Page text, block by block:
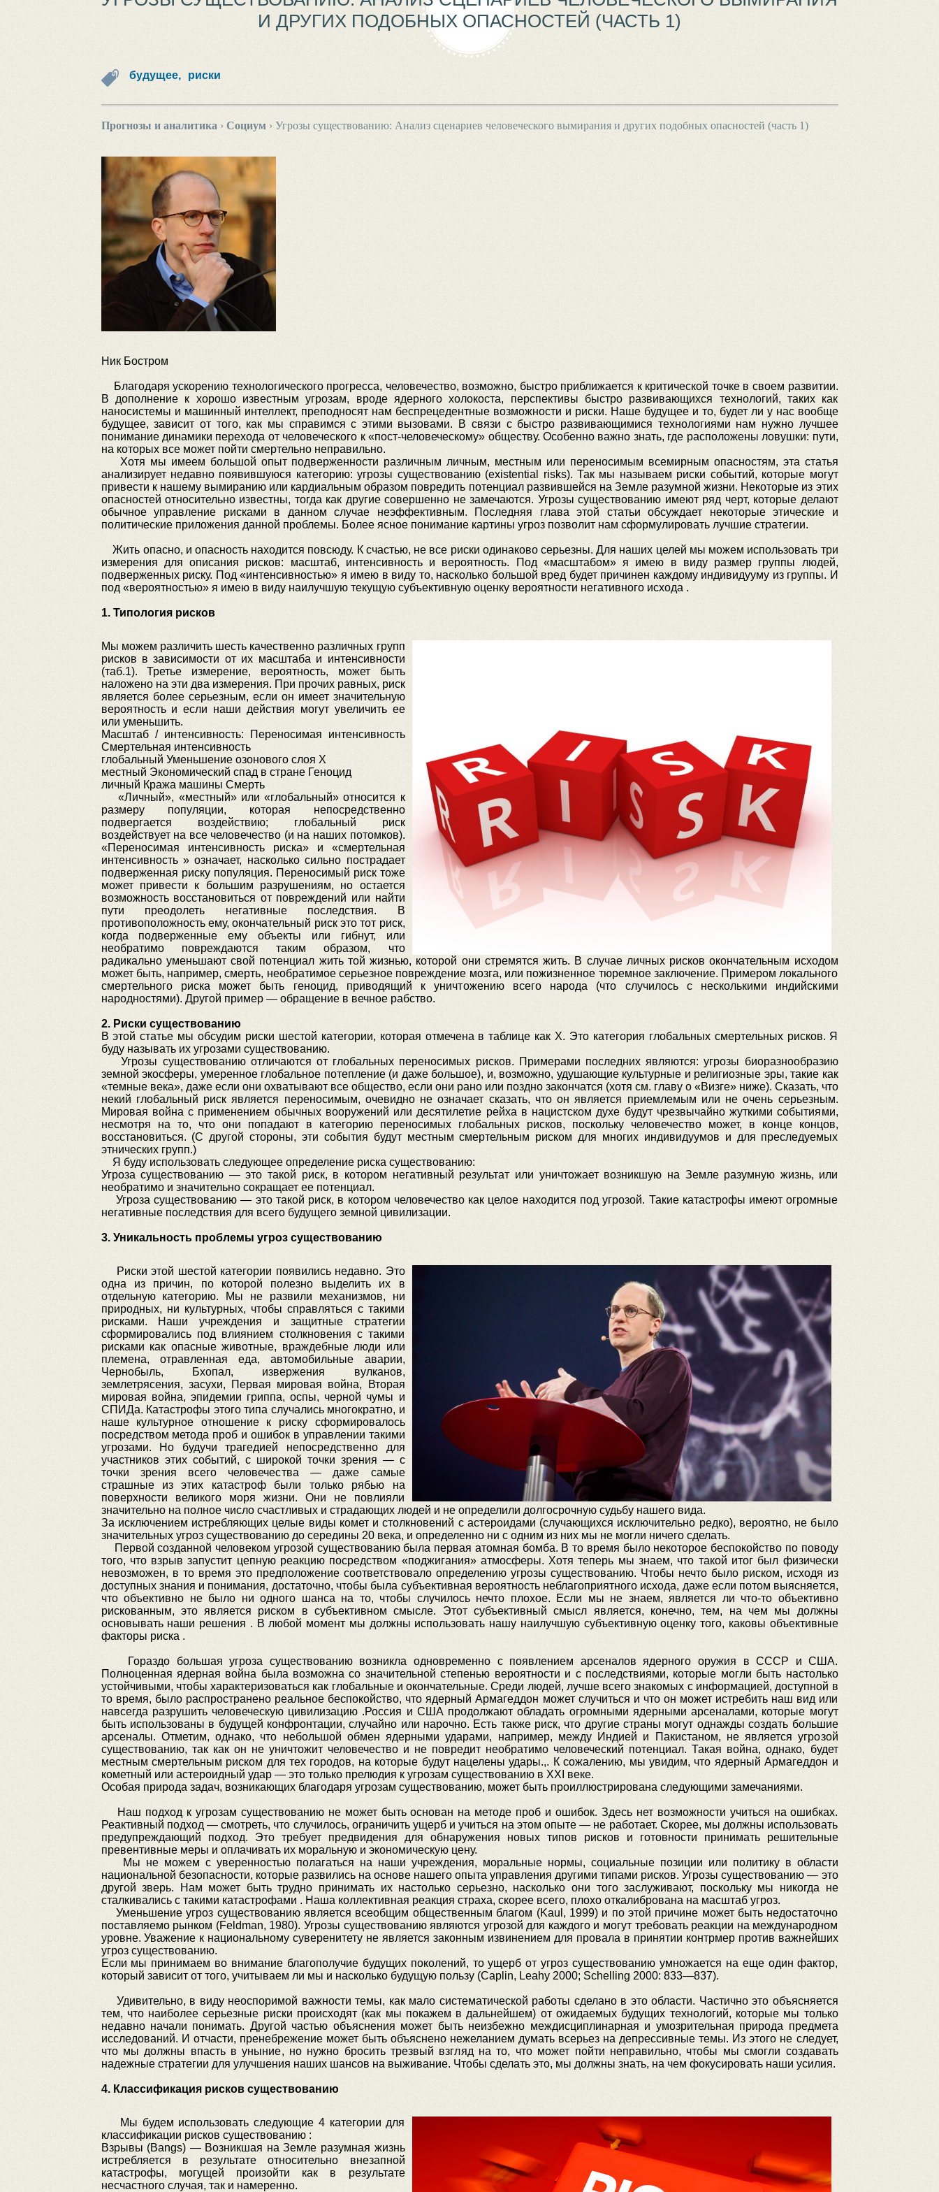
И ДРУГИХ ПОДОБНЫХ ОПАСНОСТЕЙ (ЧАСТЬ 1)
будущее, риски
Прогнозы и аналитика › Социум› Угрозы существованию: Анализ сценариев человеческого вымирания и других подобных опасностей (часть 1)
Ник Бостром
Благодаря ускорению технологического прогресса, человечество, возможно, быстро приближается к критической точке в своем развитии.
В дополнение к хорошо известным угрозам, вроде ядерного холокоста, перспективы быстро развивающихся технологий, таких как
наносистемы и машинный интеллект, преподносят нам беспрецедентные возможности и риски. Наше будущее и то, будет ли у нас вообще
будущее, зависит от того, как мы справимся с этими вызовами. В связи с быстро развивающимися технологиями нам нужно лучшее
понимание динамики перехода от человеческого к «пост-человеческому» обществу. Особенно важно знать, где расположены ловушки: пути,
на которых все может пойти смертельно неправильно.
Хотя мы имеем большой опыт подверженности различным личным, местным или переносимым всемирным опасностям, эта статья
анализирует недавно появившуюся категорию: угрозы существованию (existential risks). Так мы называем риски событий, которые могут
привести к нашему вымиранию или кардиальным образом повредить потенциал развившейся на Земле разумной жизни. Некоторые из этих
опасностей относительно известны, тогда как другие совершенно не замечаются. Угрозы существованию имеют ряд черт, которые делают
обычное управление рисками в данном случае неэффективным. Последняя глава этой статьи обсуждает некоторые этические и
политические приложения данной проблемы. Более ясное понимание картины угроз позволит нам сформулировать лучшие стратегии.
Жить опасно, и опасность находится повсюду. К счастью, не все риски одинаково серьезны. Для наших целей мы можем использовать три
измерения для описания рисков: масштаб, интенсивность и вероятность. Под «масштабом» я имею в виду размер группы людей,
подверженных риску. Под «интенсивностью» я имею в виду то, насколько большой вред будет причинен каждому индивидууму из группы. И
под «вероятностью» я имею в виду наилучшую текущую субъективную оценку вероятности негативного исхода .
1. Типология рисков
Мы можем различить шесть качественно различных групп
рисков в зависимости от их масштаба и интенсивности
(таб.1). Третье измерение, вероятность, может быть
наложено на эти два измерения. При прочих равных, риск
является более серьезным, если он имеет значительную
вероятность и если наши действия могут увеличить ее
или уменьшить.
Масштаб / интенсивность: Переносимая интенсивность
Смертельная интенсивность
глобальный Уменьшение озонового слоя Х
местный Экономический спад в стране Геноцид
личный Кража машины Смерть
«Личный», «местный» или «глобальный» относится к
размеру популяции, которая непосредственно
подвергается воздействию; глобальный риск
воздействует на все человечество (и на наших потомков).
«Переносимая интенсивность риска» и «смертельная
интенсивность » означает, насколько сильно пострадает
подверженная риску популяция. Переносимый риск тоже
может привести к большим разрушениям, но остается
возможность восстановиться от повреждений или найти
пути преодолеть негативные последствия. В
противоположность ему, окончательный риск это тот риск,
когда подверженные ему объекты или гибнут, или
необратимо повреждаются таким образом, что
радикально уменьшают свой потенциал жить той жизнью, которой они стремятся жить. В случае личных рисков окончательным исходом
может быть, например, смерть, необратимое серьезное повреждение мозга, или пожизненное тюремное заключение. Примером локального
смертельного риска может быть геноцид, приводящий к уничтожению всего народа (что случилось с несколькими индийскими
народностями). Другой пример — обращение в вечное рабство.
2. Риски существованию
В этой статье мы обсудим риски шестой категории, которая отмечена в таблице как Х. Это категория глобальных смертельных рисков. Я
буду называть их угрозами существованию.
Угрозы существованию отличаются от глобальных переносимых рисков. Примерами последних являются: угрозы биоразнообразию
земной экосферы, умеренное глобальное потепление (и даже большое), и, возможно, удушающие культурные и религиозные эры, такие как
«темные века», даже если они охватывают все общество, если они рано или поздно закончатся (хотя см. главу о «Визге» ниже). Сказать, что
некий глобальный риск является переносимым, очевидно не означает сказать, что он является приемлемым или не очень серьезным.
Мировая война с применением обычных вооружений или десятилетие рейха в нацистском духе будут чрезвычайно жуткими событиями,
несмотря на то, что они попадают в категорию переносимых глобальных рисков, поскольку человечество может, в конце концов,
восстановиться. (С другой стороны, эти события будут местным смертельным риском для многих индивидуумов и для преследуемых
этнических групп.)
Я буду использовать следующее определение риска существованию:
Угроза существованию — это такой риск, в котором негативный результат или уничтожает возникшую на Земле разумную жизнь, или
необратимо и значительно сокращает ее потенциал.
Угроза существованию — это такой риск, в котором человечество как целое находится под угрозой. Такие катастрофы имеют огромные
негативные последствия для всего будущего земной цивилизации.
3. Уникальность проблемы угроз существованию
Риски этой шестой категории появились недавно. Это
одна из причин, по которой полезно выделить их в
отдельную категорию. Мы не развили механизмов, ни
природных, ни культурных, чтобы справляться с такими
рисками. Наши учреждения и защитные стратегии
сформировались под влиянием столкновения с такими
рисками как опасные животные, враждебные люди или
племена, отравленная еда, автомобильные аварии,
Чернобыль, Бхопал, извержения вулканов,
землетрясения, засухи, Первая мировая война, Вторая
мировая война, эпидемии гриппа, оспы, черной чумы и
СПИДа. Катастрофы этого типа случались многократно, и
наше культурное отношение к риску сформировалось
посредством метода проб и ошибок в управлении такими
угрозами. Но будучи трагедией непосредственно для
участников этих событий, с широкой точки зрения — с
точки зрения всего человечества — даже самые
страшные из этих катастроф были только рябью на
поверхности великого моря жизни. Они не повлияли
значительно на полное число счастливых и страдающих людей и не определили долгосрочную судьбу нашего вида.
За исключением истребляющих целые виды комет и столкновений с астероидами (случающихся исключительно редко), вероятно, не было
значительных угроз существованию до середины 20 века, и определенно ни с одним из них мы не могли ничего сделать.
Первой созданной человеком угрозой существованию была первая атомная бомба. В то время было некоторое беспокойство по поводу
того, что взрыв запустит цепную реакцию посредством «поджигания» атмосферы. Хотя теперь мы знаем, что такой итог был физически
невозможен, в то время это предположение соответствовало определению угрозы существованию. Чтобы нечто было риском, исходя из
доступных знания и понимания, достаточно, чтобы была субъективная вероятность неблагоприятного исхода, даже если потом выясняется,
что объективно не было ни одного шанса на то, чтобы случилось нечто плохое. Если мы не знаем, является ли что-то объективно
рискованным, это является риском в субъективном смысле. Этот субъективный смысл является, конечно, тем, на чем мы должны
основывать наши решения . В любой момент мы должны использовать нашу наилучшую субъективную оценку того, каковы объективные
факторы риска .
Гораздо большая угроза существованию возникла одновременно с появлением арсеналов ядерного оружия в СССР и США.
Полноценная ядерная война была возможна со значительной степенью вероятности и с последствиями, которые могли быть настолько
устойчивыми, чтобы характеризоваться как глобальные и окончательные. Среди людей, лучше всего знакомых с информацией, доступной в
то время, было распространено реальное беспокойство, что ядерный Армагеддон может случиться и что он может истребить наш вид или
навсегда разрушить человеческую цивилизацию .Россия и США продолжают обладать огромными ядерными арсеналами, которые могут
быть использованы в будущей конфронтации, случайно или нарочно. Есть также риск, что другие страны могут однажды создать большие
арсеналы. Отметим, однако, что небольшой обмен ядерными ударами, например, между Индией и Пакистаном, не является угрозой
существованию, так как он не уничтожит человечество и не повредит необратимо человеческий потенциал. Такая война, однако, будет
местным смертельным риском для тех городов, на которые будут нацелены удары.,. К сожалению, мы увидим, что ядерный Армагеддон и
кометный или астероидный удар — это только прелюдия к угрозам существованию в XXI веке.
Особая природа задач, возникающих благодаря угрозам существованию, может быть проиллюстрирована следующими замечаниями.
Наш подход к угрозам существованию не может быть основан на методе проб и ошибок. Здесь нет возможности учиться на ошибках.
Реактивный подход — смотреть, что случилось, ограничить ущерб и учиться на этом опыте — не работает. Скорее, мы должны использовать
предупреждающий подход. Это требует предвидения для обнаружения новых типов рисков и готовности принимать решительные
превентивные меры и оплачивать их моральную и экономическую цену.
Мы не можем с уверенностью полагаться на наши учреждения, моральные нормы, социальные позиции или политику в области
национальной безопасности, которые развились на основе нашего опыта управления другими типами рисков. Угрозы существованию — это
другой зверь. Нам может быть трудно принимать их настолько серьезно, насколько они того заслуживают, поскольку мы никогда не
сталкивались с такими катастрофами . Наша коллективная реакция страха, скорее всего, плохо откалибрована на масштаб угроз.
Уменьшение угроз существованию является всеобщим общественным благом (Kaul, 1999) и по этой причине может быть недостаточно
поставляемо рынком (Feldman, 1980). Угрозы существованию являются угрозой для каждого и могут требовать реакции на международном
уровне. Уважение к национальному суверенитету не является законным извинением для провала в принятии контрмер против важнейших
угроз существованию.
Если мы принимаем во внимание благополучие будущих поколений, то ущерб от угроз существованию умножается на еще один фактор,
который зависит от того, учитываем ли мы и насколько будущую пользу (Caplin, Leahy 2000; Schelling 2000: 833—837).
Удивительно, в виду неоспоримой важности темы, как мало систематической работы сделано в это области. Частично это объясняется
тем, что наиболее серьезные риски происходят (как мы покажем в дальнейшем) от ожидаемых будущих технологий, которые мы только
недавно начали понимать. Другой частью объяснения может быть неизбежно междисциплинарная и умозрительная природа предмета
исследований. И отчасти, пренебрежение может быть объяснено нежеланием думать всерьез на депрессивные темы. Из этого не следует,
что мы должны впасть в уныние, но нужно бросить трезвый взгляд на то, что может пойти неправильно, чтобы мы смогли создавать
надежные стратегии для улучшения наших шансов на выживание. Чтобы сделать это, мы должны знать, на чем фокусировать наши усилия.
4. Классификация рисков существованию
Мы будем использовать следующие 4 категории для
классификации рисков существованию :
Взрывы (Bangs) — Возникшая на Земле разумная жизнь
истребляется в результате относительно внезапной
катастрофы, могущей произойти как в результате
несчастного случая, так и намеренно.